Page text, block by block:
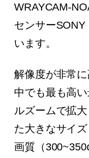
WRAYCAM-
センサー
います。
解像度が非常
中でも最も高
ルズームで拡
た大きなサイ
画質（